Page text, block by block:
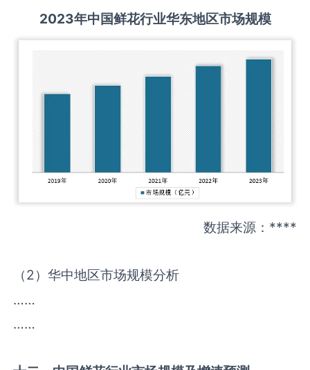
2023年中国鲜花行业华东地区市场规模
数据来源：****
（2）华中地区市场规模分析
……
……